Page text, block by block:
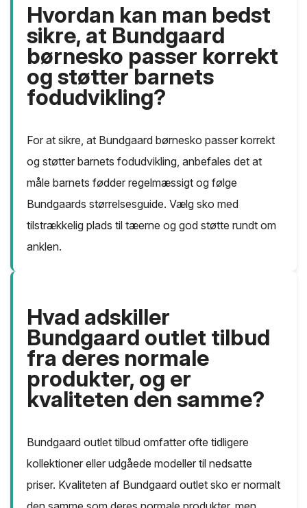
Hvordan kan man bedst
sikre, at Bundgaard
børnesko passer korrekt
og støtter barnets
fodudvikling?
For at sikre, at Bundgaard børnesko passer korrekt
og støtter barnets fodudvikling, anbefales det at
måle barnets fødder regelmæssigt og følge
Bundgaards størrelsesguide. Vælg sko med
tilstrækkelig plads til tæerne og god støtte rundt om
anklen.
Hvad adskiller
Bundgaard outlet tilbud
fra deres normale
produkter, og er
kvaliteten den samme?
Bundgaard outlet tilbud omfatter ofte tidligere
kollektioner eller udgåede modeller til nedsatte
priser. Kvaliteten af Bundgaard outlet sko er normalt